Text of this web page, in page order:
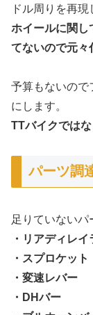
ドル周りを再現
ホイールに関し
てないので元々
予算もないので
にします。
TTバイクでは
パーツ調
足りていないパ
・リアディレイ
・スプロケット
・変速レバー
・DHバー